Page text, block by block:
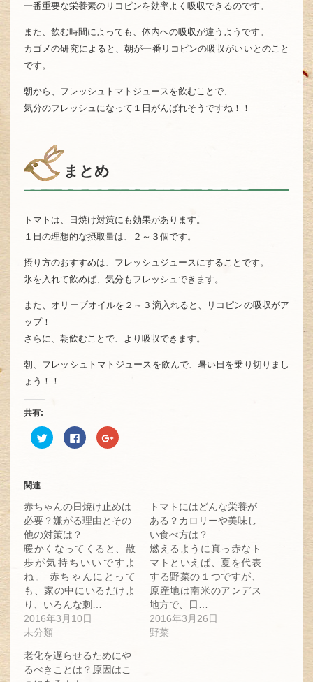
一番重要な栄養素のリコピンを効率よく吸収できるのです。
また、飲む時間によっても、体内への吸収が違うようです。
カゴメの研究によると、朝が一番リコピンの吸収がいいとのこと
です。
朝から、フレッシュトマトジュースを飲むことで、
気分のフレッシュになって１日がんばれそうですね！！
まとめ
トマトは、日焼け対策にも効果があります。
１日の理想的な摂取量は、２～３個です。
摂り方のおすすめは、フレッシュジュースにすることです。
氷を入れて飲めば、気分もフレッシュできます。
また、オリーブオイルを２～３滴入れると、リコピンの吸収がア
ップ！
さらに、朝飲むことで、より吸収できます。
朝、フレッシュトマトジュースを飲んで、暑い日を乗り切りまし
ょう！！
共有:
ク
リ
有
(新
し
い
ウ
ィ
ン
ド
ウ
で
開
き
ま
す)
Facebook
で
ク
リ
ッ
ク
て
く
だ
さ
い
(新
し
い
ウ
ィ
で
開
き
ク
リ
共
有
(新
し
ィ
ン
ド
ウ
で
開
関連
赤ちゃんの日焼け止めは
必要？嫌がる理由とその
他の対策は？
暖かくなってくると、散
歩が気持ちいいですよ
ね。 赤ちゃんにとって
も、家の中にいるだけよ
り、いろんな刺…
2016年3月10日
未分類
トマトにはどんな栄養が
ある？カロリーや美味し
い食べ方は？
燃えるように真っ赤なト
マトといえば、夏を代表
する野菜の１つですが、
原産地は南米のアンデス
地方で、日…
2016年3月26日
野菜
老化を遅らせるためにや
るべきことは？原因はこ